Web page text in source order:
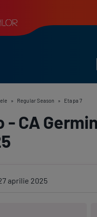
» Regular Season » Etapa 7
- CA
aprilie 2025